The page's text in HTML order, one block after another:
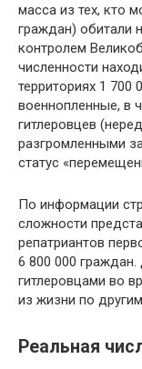
масса из тех, кто
граждан) обитали
контролем
численности
территориях 1 700
военнопленные, в
гитлеровцев
разгромленными
статус
По информации
сложности
репатриантов
6 800 000
гитлеровцами во
из жизни по
Реальная